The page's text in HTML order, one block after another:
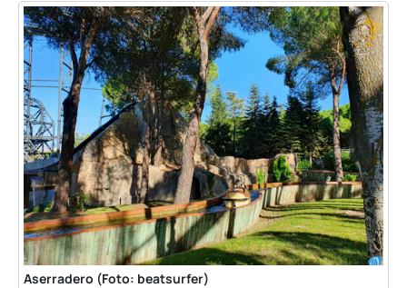
Aserradero (Foto: beatsurfer)